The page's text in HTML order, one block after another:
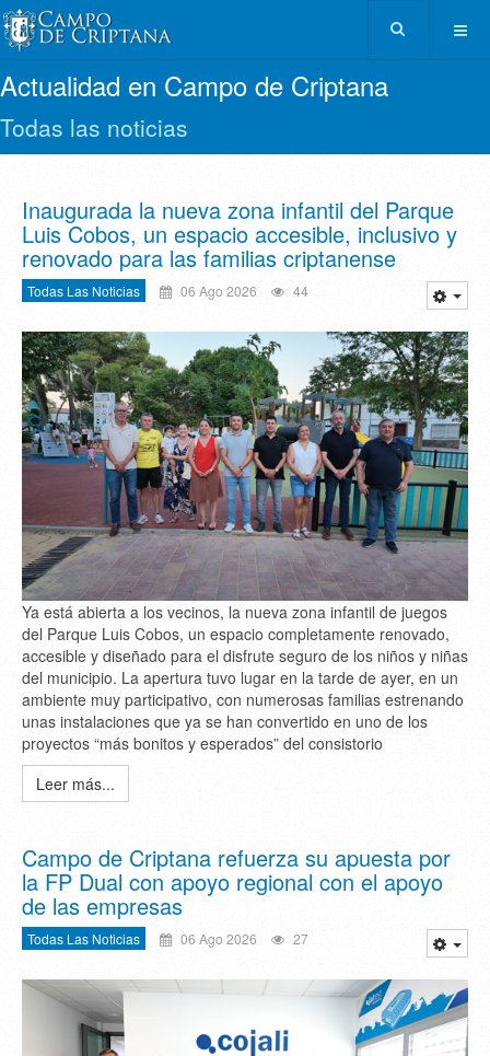
Actualidad en Campo de Criptana
Todas las noticias
Inaugurada la nueva zona infantil del Parque
Luis Cobos, un espacio accesible, inclusivo y
renovado para las familias criptanense
Todas Las Noticias 06 Ago 2026 44
Ya está abierta a los vecinos, la nueva zona infantil de juegos
del Parque Luis Cobos, un espacio completamente renovado,
accesible y diseñado para el disfrute seguro de los niños y niñas
del municipio. La apertura tuvo lugar en la tarde de ayer, en un
ambiente muy participativo, con numerosas familias estrenando
unas instalaciones que ya se han convertido en uno de los
proyectos “más bonitos y esperados” del consistorio
Leer más...
Campo de Criptana refuerza su apuesta por
la FP Dual con apoyo regional con el apoyo
de las empresas
Todas Las Noticias 06 Ago 2026 27